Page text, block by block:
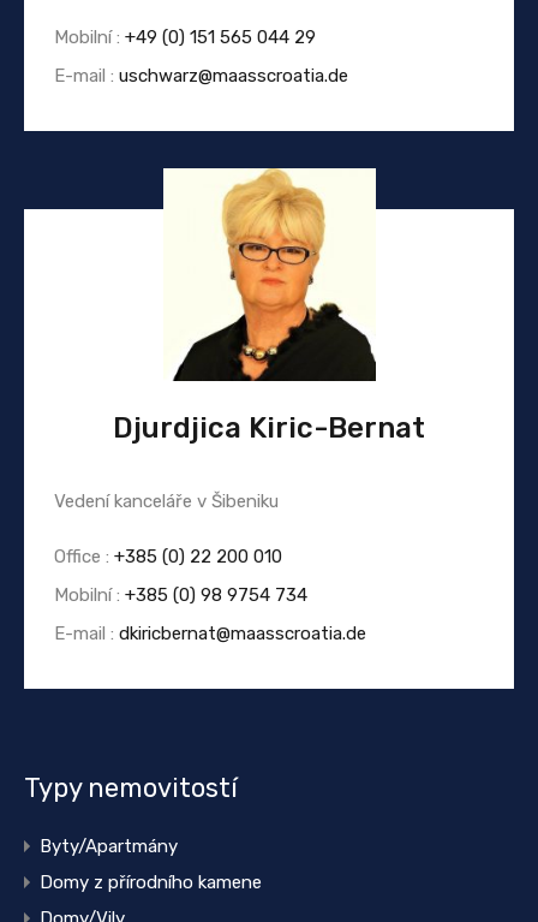
Mobilní : +49 (0) 151 565 044 29
E-mail : uschwarz@maasscroatia.de
Djurdjica Kiric-Bernat
Vedení kanceláře v Šibeniku
Office : +385 (0) 22 200 010
Mobilní : +385 (0) 98 9754 734
E-mail : dkiricbernat@maasscroatia.de
Typy nemovitostí
Byty/Apartmány
Domy z přírodního kamene